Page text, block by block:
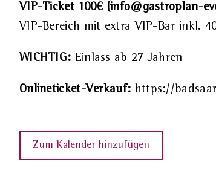
VIP-Ticket 100€ (info@gastroplan-
VIP-Bereich mit extra VIP-Bar inkl.
WICHTIG: Einlass ab 27 Jahren
Onlineticket-Verkauf: https://
Zum Kalender hinzufügen